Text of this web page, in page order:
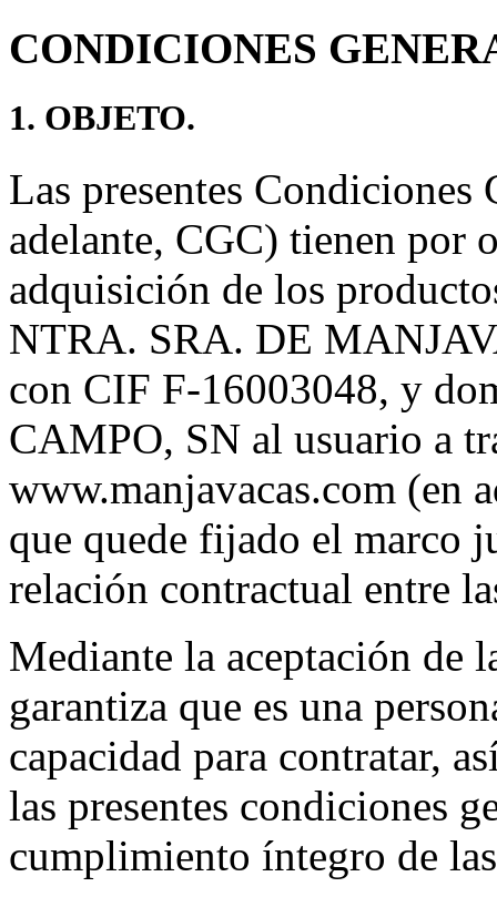
CONDICIONES
1. OBJETO.
Las presentes Condiciones
adelante, CGC) tienen por
adquisición de los
NTRA. SRA. DE
con CIF F-16003048, y
CAMPO, SN al usuario a
www.manjavacas.com (en
que quede fijado el marco
relación contractual entre
Mediante la aceptación de
garantiza que es una
capacidad para contratar,
las presentes condiciones
cumplimiento íntegro de